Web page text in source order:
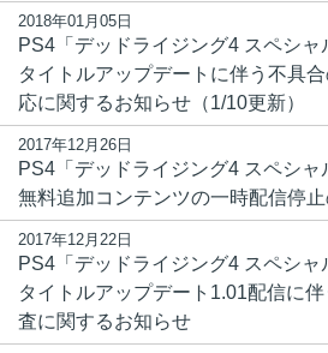
2018年01月05日
PS4「デッドライジング4 スペシャ
タイトルアップデートに伴う不具
応に関するお知らせ（1/10更新）
2017年12月26日
PS4「デッドライジング4 スペシャ
無料追加コンテンツの一時配信停
2017年12月22日
PS4「デッドライジング4 スペシャ
タイトルアップデート1.01配信に
査に関するお知らせ